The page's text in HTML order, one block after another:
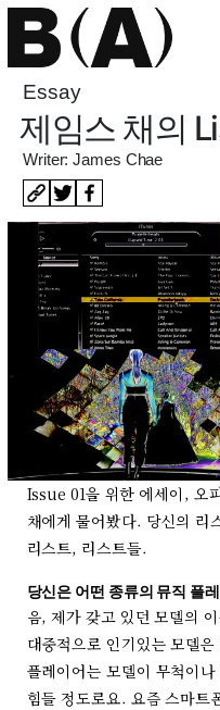
Essay
제임스 채의
Writer: James Chae
Issue 01을 위한 에세이, 오
채에게 물어봤다. 당신의 리
리스트, 리스트들.
당신은 어떤 종류의 뮤직 플
음, 제가 갖고 있던 모델의
대중적으로 인기있는 모델
플레이어는 모델이 무척이
힘들 정도로요. 요즘 스마트